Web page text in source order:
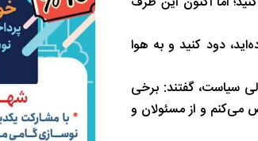
دود کنید و به هوا
سیاست، گفتند: برخی
می‌کنم و از مسئولان و